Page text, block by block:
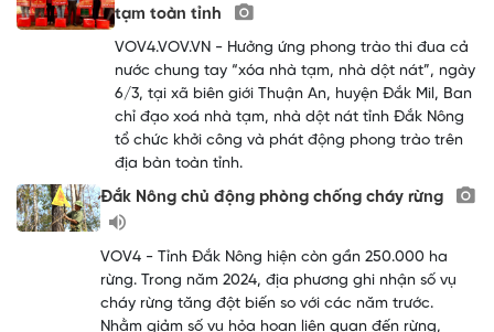
tạm toàn tỉnh
VOV4.VOV.VN - Hưởng ứng phong trào thi đua cả
nước chung tay “xóa nhà tạm, nhà dột nát”, ngày
6/3, tại xã biên giới Thuận An, huyện Đắk Mil, Ban
chỉ đạo xoá nhà tạm, nhà dột nát tỉnh Đắk Nông
tổ chức khởi công và phát động phong trào trên
địa bàn toàn tỉnh.
Đắk Nông chủ động phòng chống cháy rừng
VOV4 - Tỉnh Đắk Nông hiện còn gần 250.000 ha
rừng. Trong năm 2024, địa phương ghi nhận số vụ
cháy rừng tăng đột biến so với các năm trước.
Nhằm giảm số vụ hỏa hoạn liên quan đến rừng,